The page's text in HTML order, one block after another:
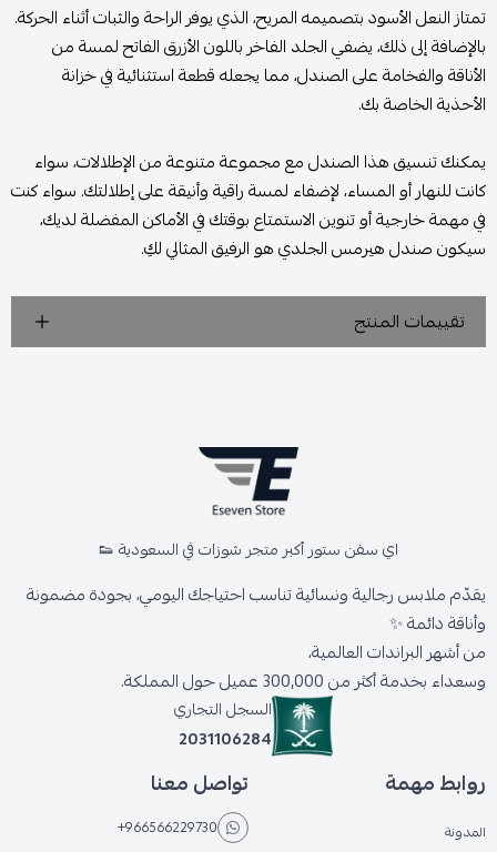
تمتاز النعل الأسود بتصميمه المريح، الذي يوفر الراحة والثبات أثناء الحركة.
بالإضافة إلى ذلك، يضفي الجلد الفاخر باللون الأزرق الفاتح لمسة من
الأناقة والفخامة على الصندل، مما يجعله قطعة استثنائية في خزانة
الأحذية الخاصة بك.
يمكنك تنسيق هذا الصندل مع مجموعة متنوعة من الإطلالات، سواء
كانت للنهار أو المساء، لإضفاء لمسة راقية وأنيقة على إطلالتك. سواء كنت
في مهمة خارجية أو تنوين الاستمتاع بوقتك في الأماكن المفضلة لديك،
سيكون صندل هيرمس الجلدي هو الرفيق المثالي لكِ.
تقييمات المنتج
اي سفن ستور أكبر متجر شوزات في السعودية 👟
يقدّم ملابس رجالية ونسائية تناسب احتياجك اليومي، بجودة مضمونة
وأناقة دائمة ✨
من أشهر البراندات العالمية،
وسعداء بخدمة أكثر من 300,000 عميل حول المملكة.
السجل التجاري
2031106284
روابط مهمة
المدونة
تواصل معنا
+966566229730